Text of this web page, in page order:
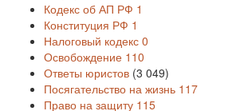
Кодекс об АП РФ 1
Конституция РФ 1
Налоговый кодекс 0
Освобождение 110
Ответы юристов (3 049)
Посягательство на жизнь 117
Право на защиту 115